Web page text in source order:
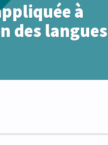
à
des langues